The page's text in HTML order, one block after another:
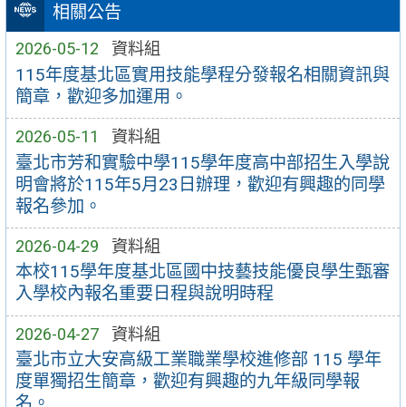
相關公告
2026-05-12 資料組
115年度基北區實用技能學程分發報名相關資訊與
簡章，歡迎多加運用。
2026-05-11 資料組
臺北市芳和實驗中學115學年度高中部招生入學說
明會將於115年5月23日辦理，歡迎有興趣的同學
報名參加。
2026-04-29 資料組
本校115學年度基北區國中技藝技能優良學生甄審
入學校內報名重要日程與說明時程
2026-04-27 資料組
臺北市立大安高級工業職業學校進修部 115 學年
度單獨招生簡章，歡迎有興趣的九年級同學報